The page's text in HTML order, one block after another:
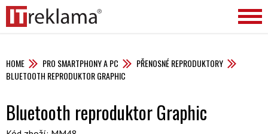
HOME PRO SMARTPHONY A PC
PŘENOSNÉ REPRODUKTORY
BLUETOOTH REPRODUKTOR GRAPHIC
Bluetooth reproduktor Graphic